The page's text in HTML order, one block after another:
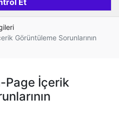
Görüntüleme Sorunlarının
Page İçerik